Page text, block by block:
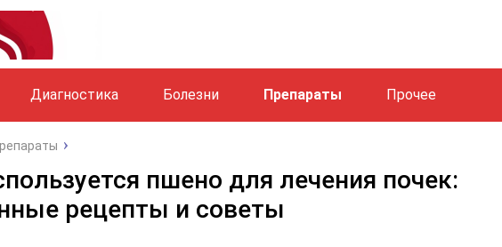
Диагностика Болезни Препараты Прочее
пшено для лечения почек:
рецепты и советы